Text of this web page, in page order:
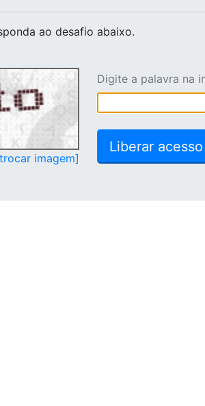
ao desafio abaixo.
imagem]
Digite a palavra na